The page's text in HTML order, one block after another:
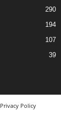
290
194
107
39
Privacy Policy